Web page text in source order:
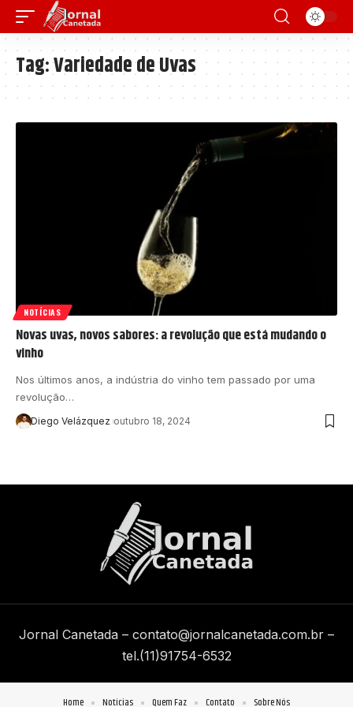
Tag:Variedade de Uvas
NOTÍCIAS
Novas uvas, novos sabores: a revolução que está mudando o
vinho
Nos últimos anos, a indústria do vinho tem passado por uma
revolução…
Diego Velázquez outubro 18, 2024
Jornal Canetada – contato@jornalcanetada.com.br –
tel.(11)91754-6532
Home Notícias Quem Faz Contato Sobre Nós